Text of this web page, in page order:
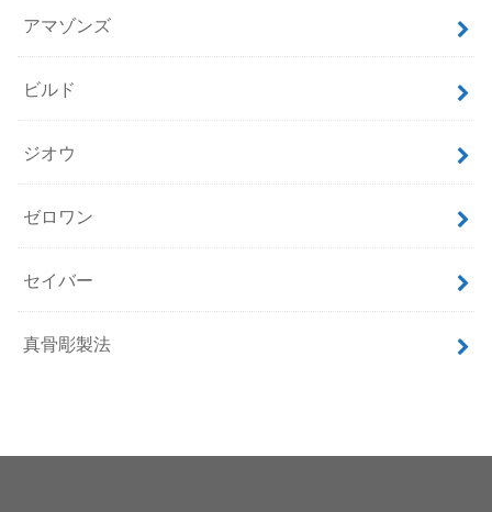
アマゾンズ
ビルド
ジオウ
ゼロワン
セイバー
真骨彫製法